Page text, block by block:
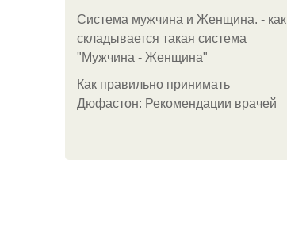
Система мужчина и Женщина. - как
складывается такая система
"Мужчина - Женщина"
Как правильно принимать
Дюфастон: Рекомендации врачей